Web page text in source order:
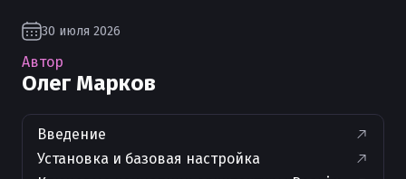
30 июля 2026
Автор
Олег Марков
Введение
Установка и базовая настройка